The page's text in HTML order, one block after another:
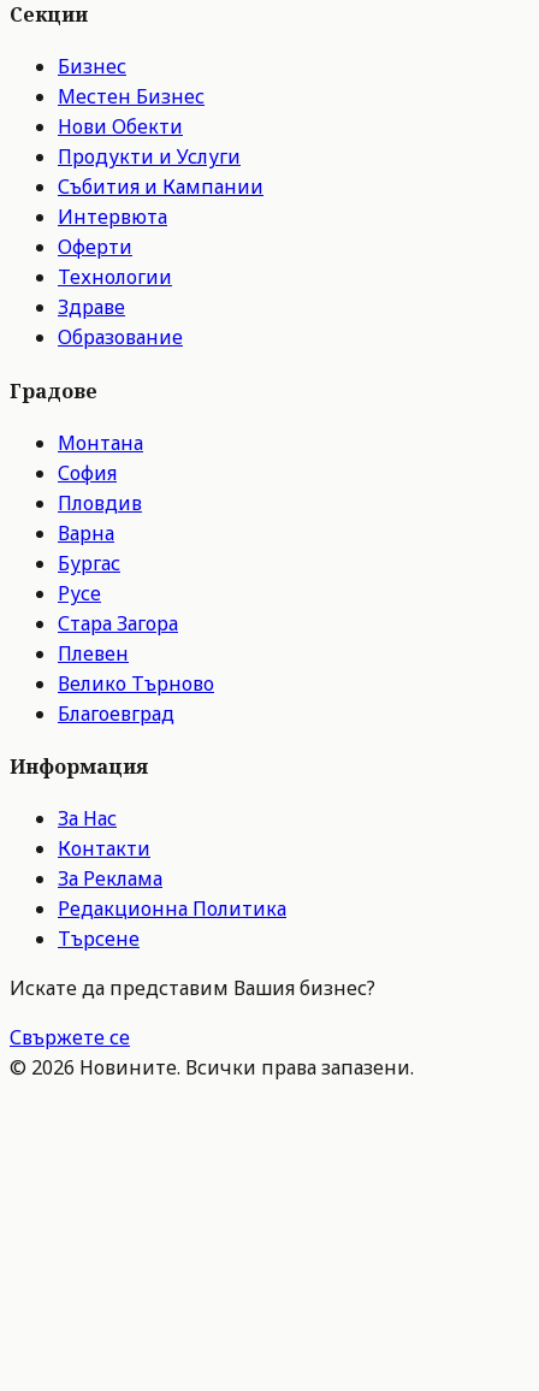
Секции
Бизнес
Местен Бизнес
Нови Обекти
Продукти и Услуги
Събития и Кампании
Интервюта
Оферти
Технологии
Здраве
Образование
Градове
Монтана
София
Пловдив
Варна
Бургас
Русе
Стара Загора
Плевен
Велико Търново
Благоевград
Информация
За Нас
Контакти
За Реклама
Редакционна Политика
Търсене
Искате да представим Вашия бизнес?
Свържете се
© 2026 Новините. Всички права запазени.